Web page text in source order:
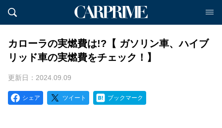
カローラの実燃費は!?【 ガソリン車、ハイブ
リッド車の実燃費をチェック！】
更新日：2024.09.09
シェア ツイート ブックマーク